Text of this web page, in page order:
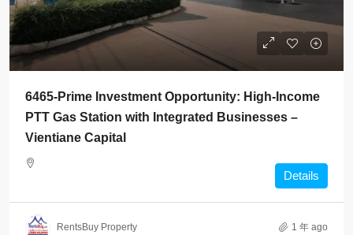
6465-Prime Investment Opportunity: High-Income
PTT Gas Station with Integrated Businesses –
Vientiane Capital
Details
RentsBuy Property 1 年 ago